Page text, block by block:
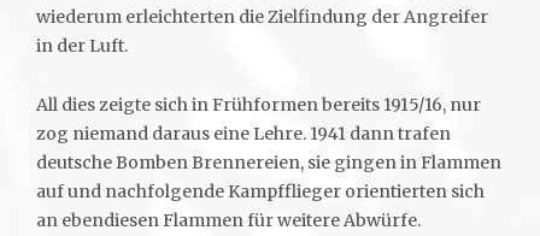
wiederum erleichterten die Zielfindung der Angreifer
in der Luft.
All dies zeigte sich in Frühformen bereits 1915/16, nur
zog niemand daraus eine Lehre. 1941 dann trafen
deutsche Bomben Brennereien, sie gingen in Flammen
auf und nachfolgende Kampfflieger orientierten sich
an ebendiesen Flammen für weitere Abwürfe.